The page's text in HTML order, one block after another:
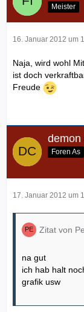
Meister
16. Januar 2012 um
Naja, wird wohl
ist doch
Freude
demon
Foren As
17. Januar 2012 um
Zitat von
na gut
ich hab halt
grafik usw